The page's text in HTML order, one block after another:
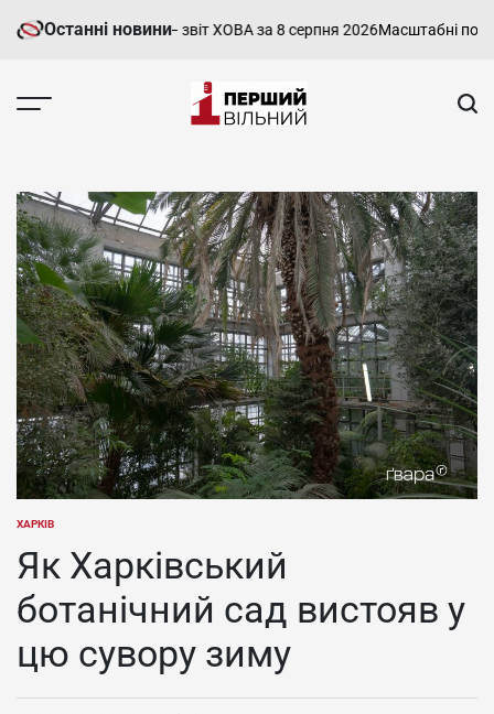
до
Останні новини
— звіт ХОВА за 8 серпня 2026Масштабні пожежі на
-
харківський,
новини
Харкова
та
області
ОПУБЛІКУВАТИ
ХАРКІВ
Як Харківський
ботанічний сад вистояв у
цю сувору зиму